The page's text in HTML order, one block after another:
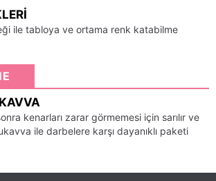
ile tabloya ve ortama renk katabilme
kenarları zarar görmemesi için sarılır ve
ile darbelere karşı dayanıklı paketi